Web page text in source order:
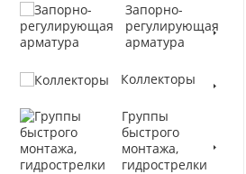
Запорно-
регулирующая
арматура
Коллекторы
Группы
быстрого
монтажа,
гидрострелки